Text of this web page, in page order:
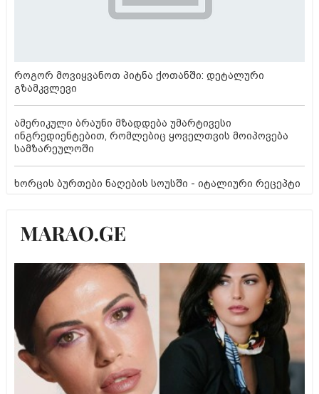
როგორ მოვიყვანოთ პიტნა ქოთანში: დეტალური
გზამკვლევი
ამერიკული ბრაუნი მზადდება უმარტივესი
ინგრედიენტებით, რომლებიც ყოველთვის მოიპოვება
სამზარეულოში
ხორცის ბურთები ნაღების სოუსში - იტალიური რეცეპტი